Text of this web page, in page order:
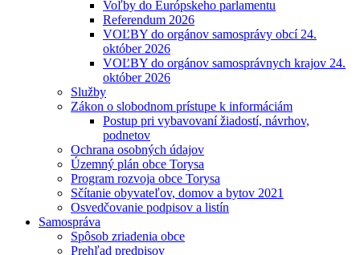
Voľby do Európskeho parlamentu
Referendum 2026
VOĽBY do orgánov samosprávy obcí 24.
október 2026
VOĽBY do orgánov samosprávnych krajov 24.
október 2026
Služby
Zákon o slobodnom prístupe k informáciám
Postup pri vybavovaní žiadostí, návrhov,
podnetov
Ochrana osobných údajov
Územný plán obce Torysa
Program rozvoja obce Torysa
Sčítanie obyvateľov, domov a bytov 2021
Osvedčovanie podpisov a listín
Samospráva
Spôsob zriadenia obce
Prehľad predpisov